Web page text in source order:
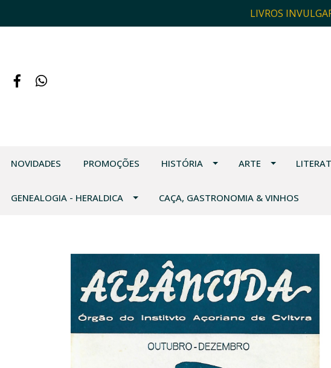
LIVROS
NOVIDADES PROMOÇÕES HISTÓRIA ARTE
GENEALOGIA - HERALDICA CAÇA, GASTRONOMIA & VINHOS